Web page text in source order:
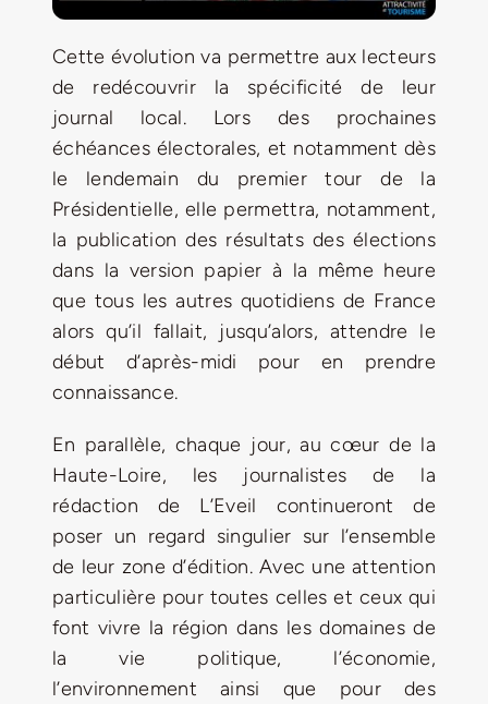
Cette évolution va permettre aux lecteurs
de redécouvrir la spécificité de leur
journal local. Lors des prochaines
échéances électorales, et notamment dès
le lendemain du premier tour de la
Présidentielle, elle permettra, notamment,
la publication des résultats des élections
dans la version papier à la même heure
que tous les autres quotidiens de France
alors qu’il fallait, jusqu’alors, attendre le
début d’après-midi pour en prendre
connaissance.
En parallèle, chaque jour, au cœur de la
Haute-Loire, les journalistes de la
rédaction de L’Eveil continueront de
poser un regard singulier sur l’ensemble
de leur zone d’édition. Avec une attention
particulière pour toutes celles et ceux qui
font vivre la région dans les domaines de
la vie politique, l’économie,
l’environnement ainsi que pour des